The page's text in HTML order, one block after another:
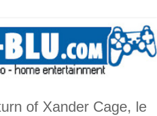
of Xander Cage, le